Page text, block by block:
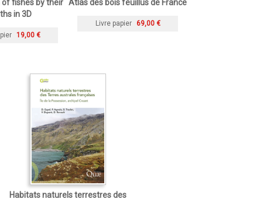
of fishes by their
in 3D
19,00 €
Atlas des bois feuillus de France
Livre papier 69,00 €
Habitats naturels terrestres des